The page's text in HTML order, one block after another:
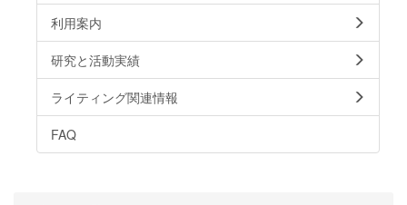
利用案内
研究と活動実績
ライティング関連情報
FAQ